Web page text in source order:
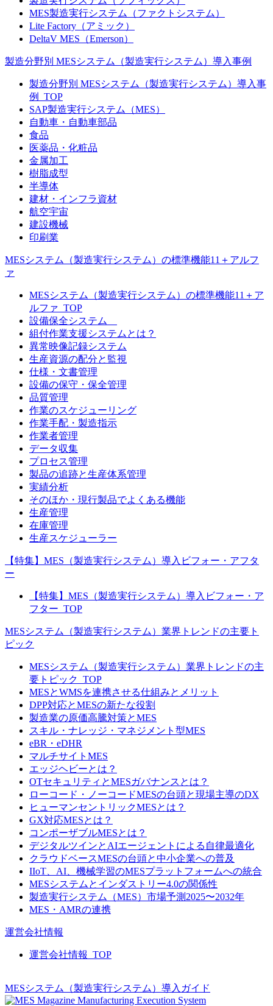
MES製造実行システム（ファクトシステム）
Lite Factory（アミック）
DeltaV MES（Emerson）
製造分野別 MESシステム（製造実行システム）導入事例
製造分野別 MESシステム（製造実行システム）導入事
例_TOP
SAP製造実行システム（MES）
自動車・自動車部品
食品
医薬品・化粧品
金属加工
樹脂成型
半導体
建材・インフラ資材
航空宇宙
建設機械
印刷業
MESシステム（製造実行システム）の標準機能11＋アルフ
ァ
MESシステム（製造実行システム）の標準機能11＋ア
ルファ_TOP
設備保全システム
組付作業支援システムとは？
異常映像記録システム
生産資源の配分と監視
仕様・文書管理
設備の保守・保全管理
品質管理
作業のスケジューリング
作業手配・製造指示
作業者管理
データ収集
プロセス管理
製品の追跡と生産体系管理
実績分析
そのほか・現行製品でよくある機能
生産管理
在庫管理
生産スケジューラー
【特集】MES（製造実行システム）導入ビフォー・アフタ
ー
【特集】MES（製造実行システム）導入ビフォー・ア
フター_TOP
MESシステム（製造実行システム）業界トレンドの主要ト
ピック
MESシステム（製造実行システム）業界トレンドの主
要トピック_TOP
MESとWMSを連携させる仕組みとメリット
DPP対応とMESの新たな役割
製造業の原価高騰対策とMES
スキル・ナレッジ・マネジメント型MES
eBR・eDHR
マルチサイトMES
エッジヘビーとは？
OTセキュリティとMESガバナンスとは？
ローコード・ノーコードMESの台頭と現場主導のDX
ヒューマンセントリックMESとは？
GX対応MESとは？
コンポーザブルMESとは？
デジタルツインとAIエージェントによる自律最適化
クラウドベースMESの台頭と中小企業への普及
IIoT、AI、機械学習のMESプラットフォームへの統合
MESシステムとインダストリー4.0の関係性
製造実行システム（MES）市場予測2025〜2032年
MES・AMRの連携
運営会社情報
運営会社情報_TOP
MESシステム（製造実行システム）導入ガイド